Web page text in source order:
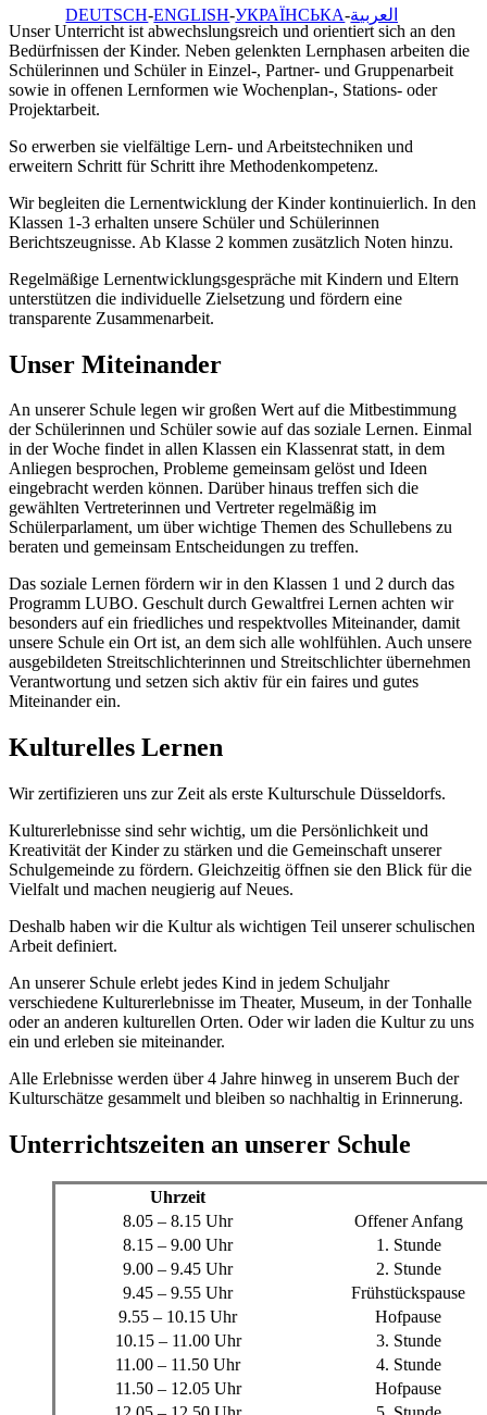
DEUTSCH ENGLISH УКРАЇНСЬКА العربية
Unser Unterricht ist abwechslungsreich und orientiert sich an den
Bedürfnissen der Kinder. Neben gelenkten Lernphasen arbeiten die
Schülerinnen und Schüler in Einzel-, Partner- und Gruppenarbeit
sowie in offenen Lernformen wie Wochenplan-, Stations- oder
Projektarbeit.
So erwerben sie vielfältige Lern- und Arbeitstechniken und
erweitern Schritt für Schritt ihre Methodenkompetenz.
Wir begleiten die Lernentwicklung der Kinder kontinuierlich. In den
Klassen 1-3 erhalten unsere Schüler und Schülerinnen
Berichtszeugnisse. Ab Klasse 2 kommen zusätzlich Noten hinzu.
Regelmäßige Lernentwicklungsgespräche mit Kindern und Eltern
unterstützen die individuelle Zielsetzung und fördern eine
transparente Zusammenarbeit.
Unser Miteinander
An unserer Schule legen wir großen Wert auf die Mitbestimmung
der Schülerinnen und Schüler sowie auf das soziale Lernen. Einmal
in der Woche findet in allen Klassen ein Klassenrat statt, in dem
Anliegen besprochen, Probleme gemeinsam gelöst und Ideen
eingebracht werden können. Darüber hinaus treffen sich die
gewählten Vertreterinnen und Vertreter regelmäßig im
Schülerparlament, um über wichtige Themen des Schullebens zu
beraten und gemeinsam Entscheidungen zu treffen.
Das soziale Lernen fördern wir in den Klassen 1 und 2 durch das
Programm LUBO. Geschult durch Gewaltfrei Lernen achten wir
besonders auf ein friedliches und respektvolles Miteinander, damit
unsere Schule ein Ort ist, an dem sich alle wohlfühlen. Auch unsere
ausgebildeten Streitschlichterinnen und Streitschlichter übernehmen
Verantwortung und setzen sich aktiv für ein faires und gutes
Miteinander ein.
Kulturelles Lernen
Wir zertifizieren uns zur Zeit als erste Kulturschule Düsseldorfs.
Kulturerlebnisse sind sehr wichtig, um die Persönlichkeit und
Kreativität der Kinder zu stärken und die Gemeinschaft unserer
Schulgemeinde zu fördern. Gleichzeitig öffnen sie den Blick für die
Vielfalt und machen neugierig auf Neues.
Deshalb haben wir die Kultur als wichtigen Teil unserer schulischen
Arbeit definiert.
An unserer Schule erlebt jedes Kind in jedem Schuljahr
verschiedene Kulturerlebnisse im Theater, Museum, in der Tonhalle
oder an anderen kulturellen Orten. Oder wir laden die Kultur zu uns
ein und erleben sie miteinander.
Alle Erlebnisse werden über 4 Jahre hinweg in unserem Buch der
Kulturschätze gesammelt und bleiben so nachhaltig in Erinnerung.
Unterrichtszeiten an unserer Schule
Uhrzeit
8.05 – 8.15 Uhr
Offener Anfang
8.15 – 9.00 Uhr
1. Stunde
9.00 – 9.45 Uhr
2. Stunde
9.45 – 9.55 Uhr
Frühstückspause
9.55 – 10.15 Uhr
Hofpause
10.15 – 11.00 Uhr
3. Stunde
11.00 – 11.50 Uhr
4. Stunde
11.50 – 12.05 Uhr
Hofpause